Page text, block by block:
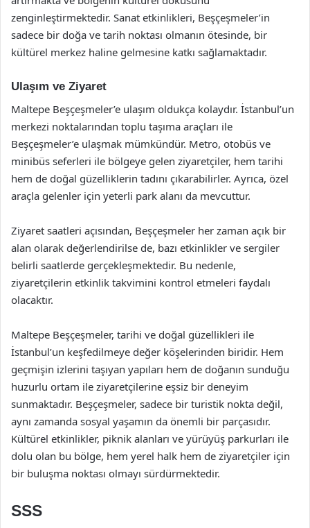
zenginleştirmektedir. Sanat etkinlikleri, Beşçeşmeler’in
sadece bir doğa ve tarih noktası olmanın ötesinde, bir
kültürel merkez haline gelmesine katkı sağlamaktadır.
Ulaşım ve Ziyaret
Maltepe Beşçeşmeler’e ulaşım oldukça kolaydır. İstanbul’un
merkezi noktalarından toplu taşıma araçları ile
Beşçeşmeler’e ulaşmak mümkündür. Metro, otobüs ve
minibüs seferleri ile bölgeye gelen ziyaretçiler, hem tarihi
hem de doğal güzelliklerin tadını çıkarabilirler. Ayrıca, özel
araçla gelenler için yeterli park alanı da mevcuttur.
Ziyaret saatleri açısından, Beşçeşmeler her zaman açık bir
alan olarak değerlendirilse de, bazı etkinlikler ve sergiler
belirli saatlerde gerçekleşmektedir. Bu nedenle,
ziyaretçilerin etkinlik takvimini kontrol etmeleri faydalı
olacaktır.
Maltepe Beşçeşmeler, tarihi ve doğal güzellikleri ile
İstanbul’un keşfedilmeye değer köşelerinden biridir. Hem
geçmişin izlerini taşıyan yapıları hem de doğanın sunduğu
huzurlu ortam ile ziyaretçilerine eşsiz bir deneyim
sunmaktadır. Beşçeşmeler, sadece bir turistik nokta değil,
aynı zamanda sosyal yaşamın da önemli bir parçasıdır.
Kültürel etkinlikler, piknik alanları ve yürüyüş parkurları ile
dolu olan bu bölge, hem yerel halk hem de ziyaretçiler için
bir buluşma noktası olmayı sürdürmektedir.
SSS